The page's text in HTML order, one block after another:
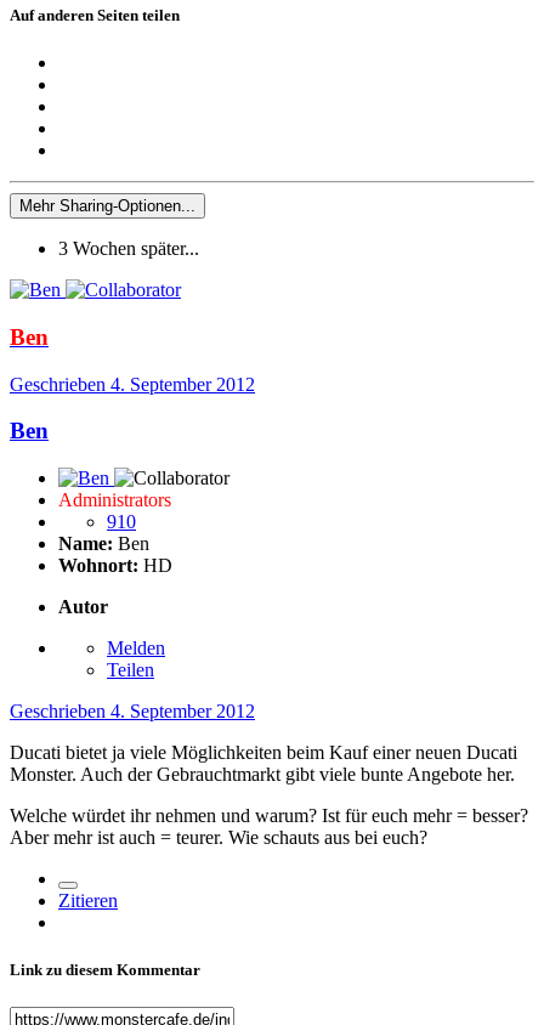
Auf anderen Seiten teilen
Mehr Sharing-Optionen...
3 Wochen später...
Ben
Geschrieben 4. September 2012
Ben
Administrators
910
Name: Ben
Wohnort: HD
Autor
Melden
Teilen
Geschrieben 4. September 2012
Ducati bietet ja viele Möglichkeiten beim Kauf einer neuen Ducati
Monster. Auch der Gebrauchtmarkt gibt viele bunte Angebote her.
Welche würdet ihr nehmen und warum? Ist für euch mehr = besser?
Aber mehr ist auch = teurer. Wie schauts aus bei euch?
Zitieren
Link zu diesem Kommentar